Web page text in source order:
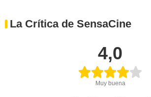
La Crítica de SensaCine
4,0
Muy buena